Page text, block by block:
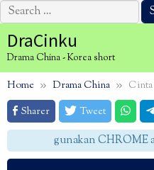
Search
for:
to
content
DraCinku
Drama China - Korea short
Home Drama China
Cinta
Sharer
Tweet
gunakan CHROME